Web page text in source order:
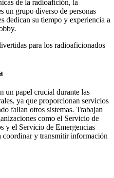
de la radioafición, la
un grupo diverso de personas
dedican su tiempo y experiencia a
para los radioaficionados
un papel crucial durante las
ya que proporcionan servicios
fallan otros sistemas. Trabajan
como el Servicio de
y el Servicio de Emergencias
y transmitir información